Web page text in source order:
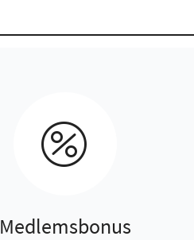
Medlemsbonus